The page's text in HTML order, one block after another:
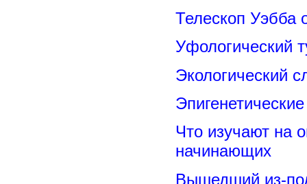
Телескоп Уэбба
Уфологический
Экологический
Что изучают на
начинающих
Вышедший из-